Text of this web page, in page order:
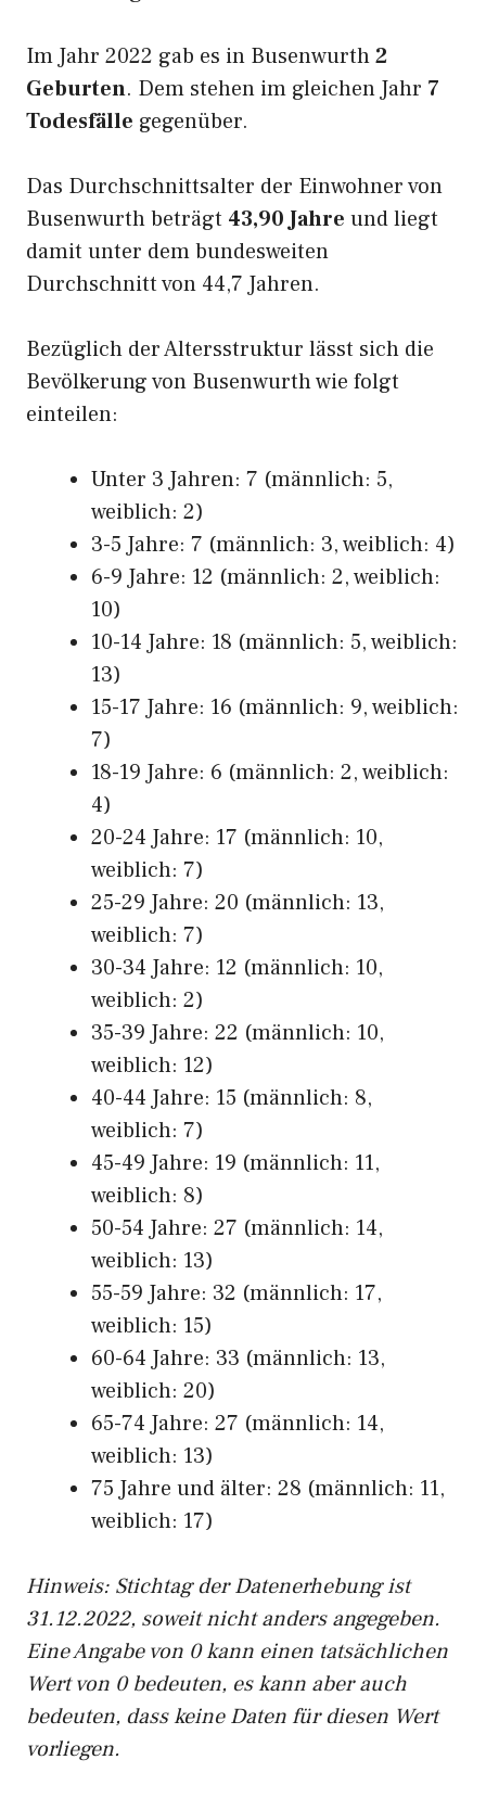
Im Jahr 2022 gab es in Busenwurth2
Geburten. Dem stehen im gleichen Jahr 7
Todesfälle gegenüber.
Das Durchschnittsalter der Einwohner von
Busenwurth beträgt 43,90 Jahre und liegt
damit unter dem bundesweiten
Durchschnitt von 44,7 Jahren.
Bezüglich der Altersstruktur lässt sich die
Bevölkerung von Busenwurth wie folgt
einteilen:
Unter 3 Jahren: 7 (männlich: 5,
weiblich: 2)
3-5 Jahre: 7 (männlich: 3, weiblich: 4)
6-9 Jahre: 12 (männlich: 2, weiblich:
10)
10-14 Jahre: 18 (männlich: 5, weiblich:
13)
15-17 Jahre: 16 (männlich: 9, weiblich:
7)
18-19 Jahre: 6 (männlich: 2, weiblich:
4)
20-24 Jahre: 17 (männlich: 10,
weiblich: 7)
25-29 Jahre: 20 (männlich: 13,
weiblich: 7)
30-34 Jahre: 12 (männlich: 10,
weiblich: 2)
35-39 Jahre: 22 (männlich: 10,
weiblich: 12)
40-44 Jahre: 15 (männlich: 8,
weiblich: 7)
45-49 Jahre: 19 (männlich: 11,
weiblich: 8)
50-54 Jahre: 27 (männlich: 14,
weiblich: 13)
55-59 Jahre: 32 (männlich: 17,
weiblich: 15)
60-64 Jahre: 33 (männlich: 13,
weiblich: 20)
65-74 Jahre: 27 (männlich: 14,
weiblich: 13)
75 Jahre und älter: 28 (männlich: 11,
weiblich: 17)
Hinweis: Stichtag der Datenerhebung ist
31.12.2022, soweit nicht anders angegeben.
Eine Angabe von 0 kann einen tatsächlichen
Wert von 0 bedeuten, es kann aber auch
bedeuten, dass keine Daten für diesen Wert
vorliegen.